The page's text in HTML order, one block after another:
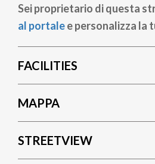
Sei proprietario di questa
al portalee personalizza la
FACILITIES
MAPPA
STREETVIEW